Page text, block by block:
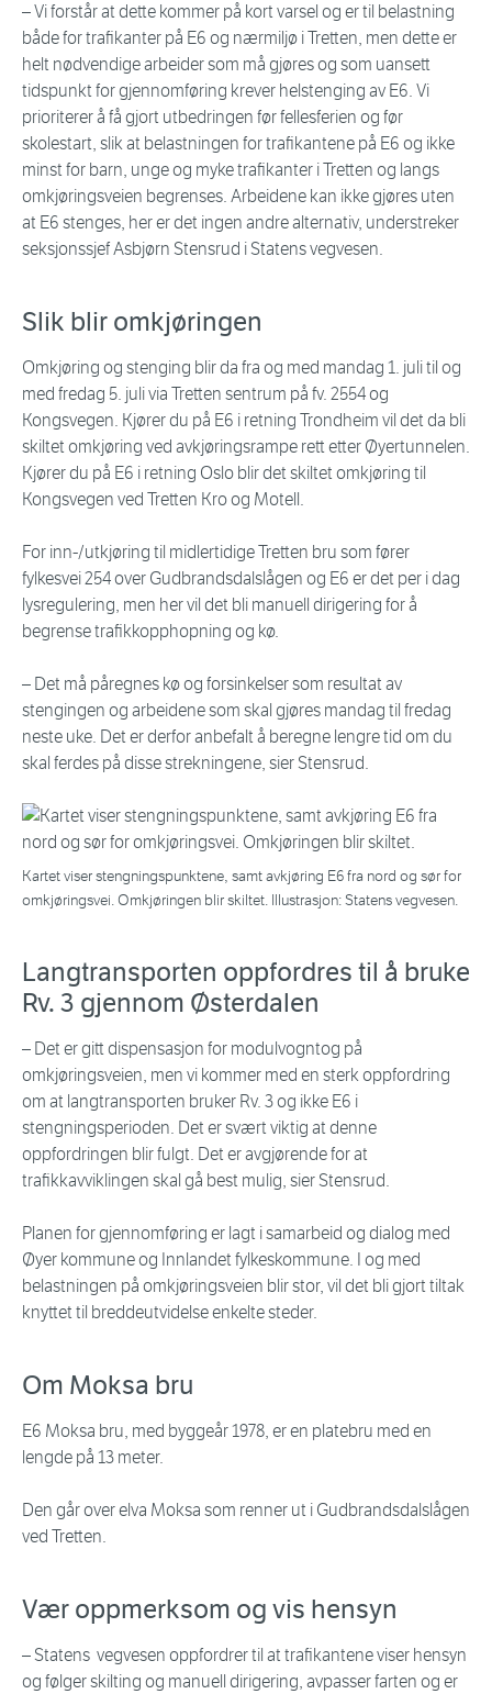
– Vi forstår at dette kommer på kort varsel og er til belastning
både for trafikanter på E6 og nærmiljø i Tretten, men dette er
helt nødvendige arbeider som må gjøres og som uansett
tidspunkt for gjennomføring krever helstenging av E6. Vi
prioriterer å få gjort utbedringen før fellesferien og før
skolestart, slik at belastningen for trafikantene på E6 og ikke
minst for barn, unge og myke trafikanter i Tretten og langs
omkjøringsveien begrenses. Arbeidene kan ikke gjøres uten
at E6 stenges, her er det ingen andre alternativ, understreker
seksjonssjef Asbjørn Stensrud i Statens vegvesen.
Slik blir omkjøringen
Omkjøring og stenging blir da fra og med mandag 1. juli til og
med fredag 5. juli via Tretten sentrum på fv. 2554 og
Kongsvegen. Kjører du på E6 i retning Trondheim vil det da bli
skiltet omkjøring ved avkjøringsrampe rett etter Øyertunnelen.
Kjører du på E6 i retning Oslo blir det skiltet omkjøring til
Kongsvegen ved Tretten Kro og Motell.
For inn-/utkjøring til midlertidige Tretten bru som fører
fylkesvei 254 over Gudbrandsdalslågen og E6 er det per i dag
lysregulering, men her vil det bli manuell dirigering for å
begrense trafikkopphopning og kø.
– Det må påregnes kø og forsinkelser som resultat av
stengingen og arbeidene som skal gjøres mandag til fredag
neste uke. Det er derfor anbefalt å beregne lengre tid om du
skal ferdes på disse strekningene, sier Stensrud.
Kartet viser stengningspunktene, samt avkjøring E6 fra nord og sør for
omkjøringsvei. Omkjøringen blir skiltet. Illustrasjon: Statens vegvesen.
Langtransporten oppfordres til å bruke
Rv. 3 gjennom Østerdalen
– Det er gitt dispensasjon for modulvogntog på
omkjøringsveien, men vi kommer med en sterk oppfordring
om at langtransporten bruker Rv. 3 og ikke E6 i
stengningsperioden. Det er svært viktig at denne
oppfordringen blir fulgt. Det er avgjørende for at
trafikkavviklingen skal gå best mulig, sier Stensrud.
Planen for gjennomføring er lagt i samarbeid og dialog med
Øyer kommune og Innlandet fylkeskommune. I og med
belastningen på omkjøringsveien blir stor, vil det bli gjort tiltak
knyttet til breddeutvidelse enkelte steder.
Om Moksa bru
E6 Moksa bru, med byggeår 1978, er en platebru med en
lengde på 13 meter.
Den går over elva Moksa som renner ut i Gudbrandsdalslågen
ved Tretten.
Vær oppmerksom og vis hensyn
– Statens vegvesen oppfordrer til at trafikantene viser hensyn
og følger skilting og manuell dirigering, avpasser farten og er